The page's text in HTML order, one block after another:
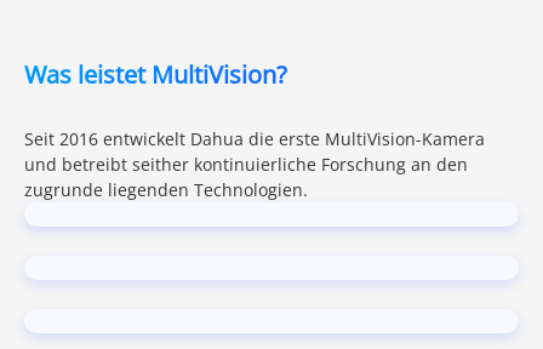
Seit 2016 entwickelt Dahua die erste MultiVision-Kamera
und betreibt seither kontinuierliche Forschung an den
zugrunde liegenden Technologien.
Was leistet MultiVision?